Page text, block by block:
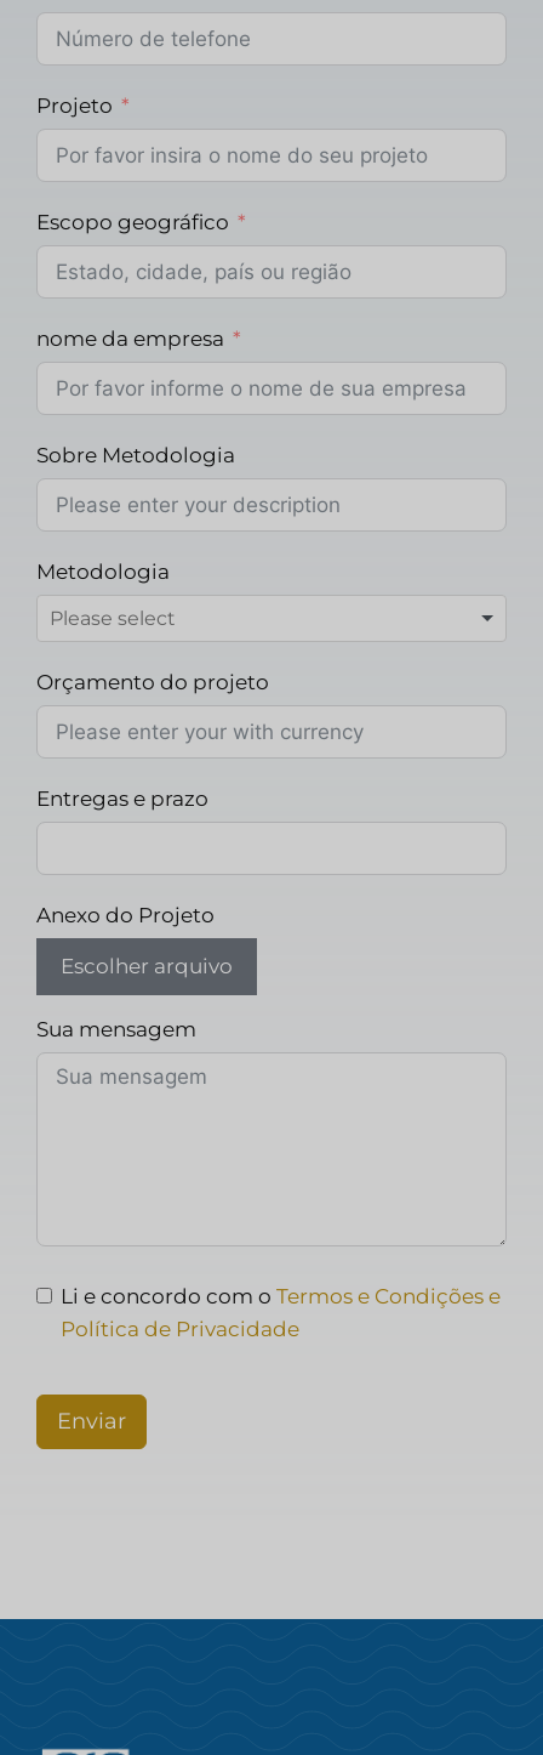
Projeto
Escopo geográfico
nome da empresa
Sobre Metodologia
Metodologia
Orçamento do projeto
Entregas e prazo
Anexo do Projeto
Escolher arquivo
Sua mensagem
Li e concordo com o Termos e Condições e
Política de Privacidade
Enviar